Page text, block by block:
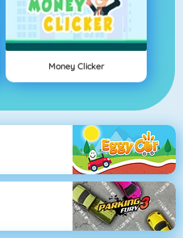
Money Clicker